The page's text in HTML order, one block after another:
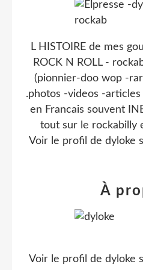
L HISTOIRE de mes
ROCK N ROLL -
(pionnier-doo wop -
.photos -videos -
en Francais souvent
tout sur le rockabilly
Voir le profil de dyloke
À
Voir le profil de dyloke